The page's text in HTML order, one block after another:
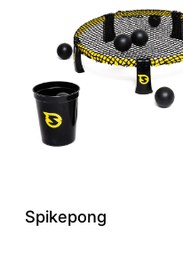
Spikepong